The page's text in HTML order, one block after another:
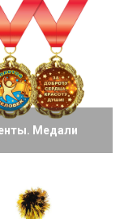
Медали